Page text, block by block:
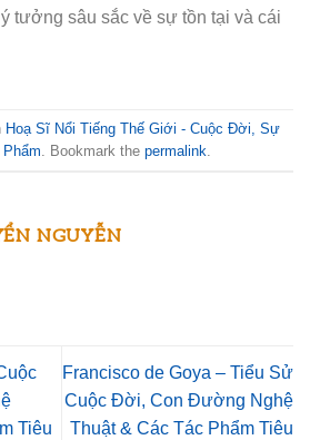
tưởng sâu sắc về sự tồn tại và cái
Hoạ Sĩ Nổi Tiếng Thế Giới - Cuộc Đời, Sự
. Bookmark the permalink
NGUYỄN
Tiêu
Francisco de Goya – Tiểu Sử
Cuộc Đời, Con Đường Nghệ
Thuật & Các Tác Phẩm Tiêu